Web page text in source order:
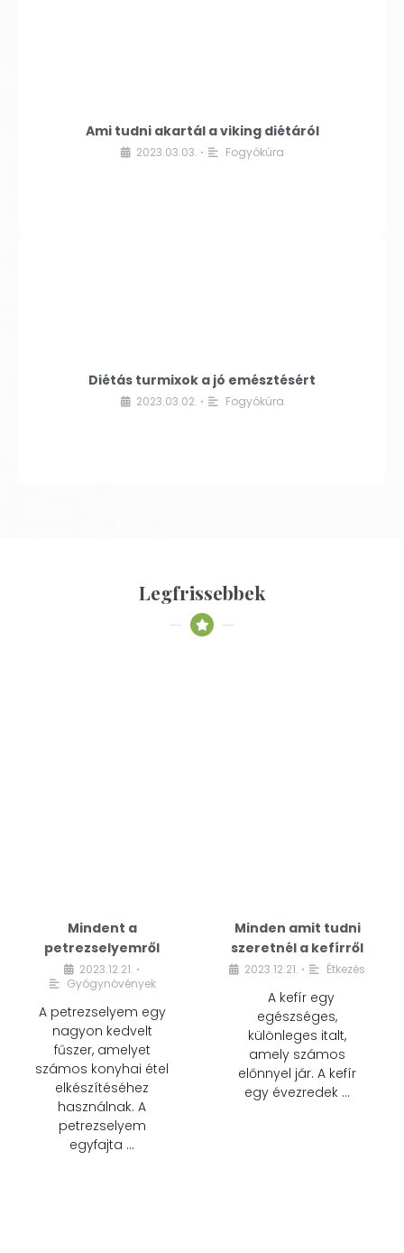
Ami tudni akartál a viking diétáról
2023.03.03. • Fogyókúra
Diétás turmixok a jó emésztésért
2023.03.02. • Fogyókúra
Legfrissebbek
Mindent a
petrezselyemről
2023.12.21. •
Gyógynövények
A petrezselyem egy
nagyon kedvelt
fűszer, amelyet
számos konyhai étel
elkészítéséhez
használnak. A
petrezselyem
egyfajta …
Minden amit tudni
szeretnél a kefírről
2023.12.21. • Étkezés
A kefír egy
egészséges,
különleges italt,
amely számos
előnnyel jár. A kefír
egy évezredek …